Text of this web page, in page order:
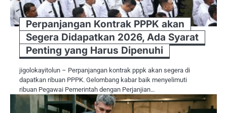
Perpanjangan Kontrak PPPK akan
Segera Didapatkan 2026, Ada Syarat
Penting yang Harus Dipenuhi
jigolokayitolun – Perpanjangan kontrak pppk akan segera di
dapatkan ribuan PPPK. Gelombang kabar baik menyelimuti
ribuan Pegawai Pemerintah dengan Perjanjian…